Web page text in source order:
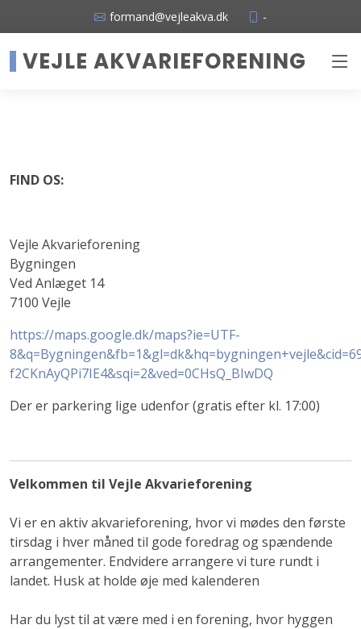
formand@vejleakva.dk -
VEJLE AKVARIEFORENING
FIND OS:
Vejle Akvarieforening
Bygningen
Ved Anlæget 14
7100 Vejle
https://maps.google.dk/maps?ie=UTF-
f2CKnAyQPi7IE4&sqi=2&ved=0CHsQ_BIwDQ
Der er parkering lige udenfor (gratis efter kl. 17:00)
Velkommen til Vejle Akvarieforening
Vi er en aktiv akvarieforening, hvor vi mødes den første
tirsdag i hver måned til gode foredrag og spændende
arrangementer. Endvidere arrangere vi ture rundt i
landet. Husk at holde øje med kalenderen
Har du lyst til at være med i en forening, hvor hyggen